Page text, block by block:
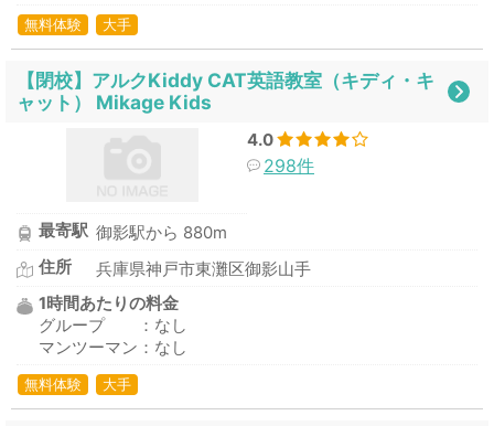
無料体験 大手
【閉校】アルクKiddy CAT英語教室（キディ・キ
ャット） Mikage Kids
4.0
298件
最寄駅 御影駅から 880m
住所
兵庫県神戸市東灘区御影山手
1時間あたりの料金
グループ ：なし
マンツーマン：なし
無料体験 大手